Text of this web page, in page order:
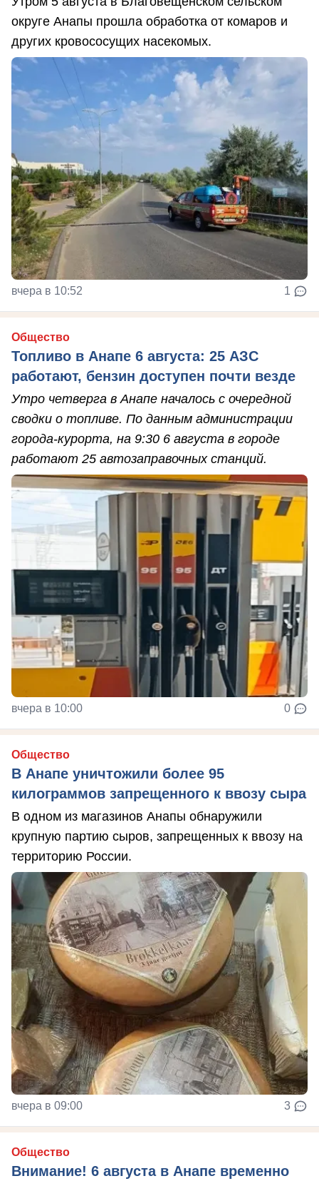
округе Анапы прошла обработка от комаров и
других кровососущих насекомых.
вчера в 10:52 1
Общество
Топливо в Анапе 6 августа: 25 АЗС
работают, бензин доступен почти везде
Утро четверга в Анапе началось с очередной
сводки о топливе. По данным администрации
города-курорта, на 9:30 6 августа в городе
работают 25 автозаправочных станций.
вчера в 10:00 0
Общество
В Анапе уничтожили более 95
килограммов запрещенного к ввозу сыра
В одном из магазинов Анапы обнаружили
крупную партию сыров, запрещенных к ввозу на
территорию России.
вчера в 09:00 3
Общество
Внимание! 6 августа в Анапе временно